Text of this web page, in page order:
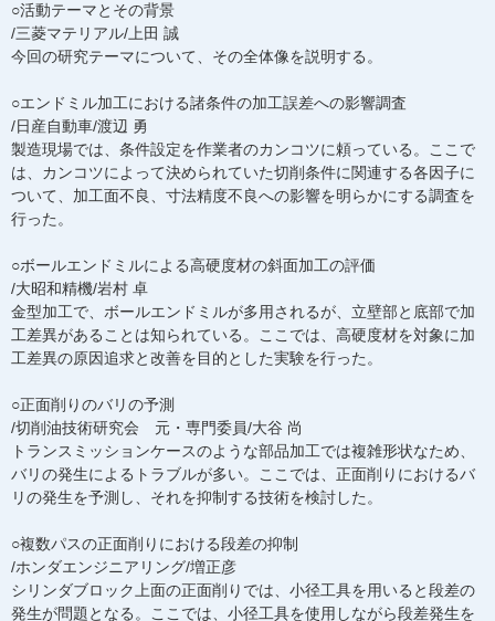
○活動テーマとその背景
/三菱マテリアル/上田 誠
今回の研究テーマについて、その全体像を説明する。
○エンドミル加工における諸条件の加工誤差への影響調査
/日産自動車/渡辺 勇
製造現場では、条件設定を作業者のカンコツに頼っている。ここで
は、カンコツによって決められていた切削条件に関連する各因子に
ついて、加工面不良、寸法精度不良への影響を明らかにする調査を
行った。
○ボールエンドミルによる高硬度材の斜面加工の評価
/大昭和精機/岩村 卓
金型加工で、ボールエンドミルが多用されるが、立壁部と底部で加
工差異があることは知られている。ここでは、高硬度材を対象に加
工差異の原因追求と改善を目的とした実験を行った。
○正面削りのバリの予測
/切削油技術研究会 元・専門委員/大谷 尚
トランスミッションケースのような部品加工では複雑形状なため、
バリの発生によるトラブルが多い。ここでは、正面削りにおけるバ
リの発生を予測し、それを抑制する技術を検討した。
○複数パスの正面削りにおける段差の抑制
/ホンダエンジニアリング/増正彦
シリンダブロック上面の正面削りでは、小径工具を用いると段差の
発生が問題となる。ここでは、小径工具を使用しながら段差発生を